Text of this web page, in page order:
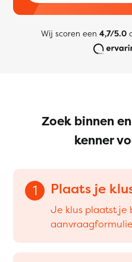
Wij scoren een 4,7/5.0
Zoek binnen
kenner
1 Plaats je
Je klus plaatst je